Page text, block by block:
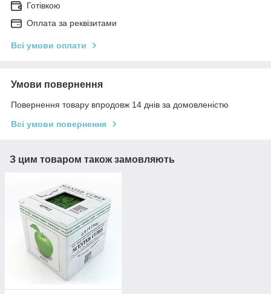
Готівкою
Оплата за реквізитами
Всі умови оплати
Умови повернення
Повернення товару впродовж 14 днів за домовленістю
Всі умови повернення
З цим товаром також замовляють